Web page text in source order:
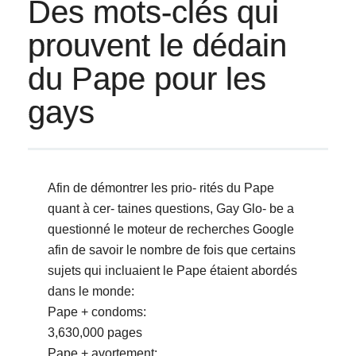
Des mots-clés qui
prouvent le dédain
du Pape pour les
gays
Afin de démontrer les prio- rités du Pape
quant à cer- taines questions, Gay Glo- be a
questionné le moteur de recherches Google
afin de savoir le nombre de fois que certains
sujets qui incluaient le Pape étaient abordés
dans le monde:
Pape + condoms:
3,630,000 pages